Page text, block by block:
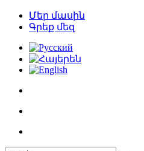
Մեր մասին
Գրեք մեզ